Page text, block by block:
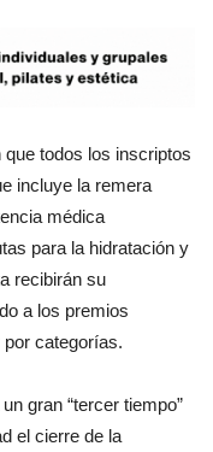
todos los inscriptos
incluye la remera
médica
para la hidratación y
recibirán su
a los premios
categorías.
gran “tercer tiempo”
el cierre de la